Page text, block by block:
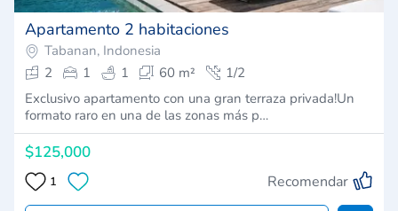
Apartamento 2 habitaciones
Tabanan, Indonesia
2
1 1 60 m²
1/2
Exclusivo apartamento con una gran terraza privada!Un
formato raro en una de las zonas más p…
$125,000
1 Recomendar